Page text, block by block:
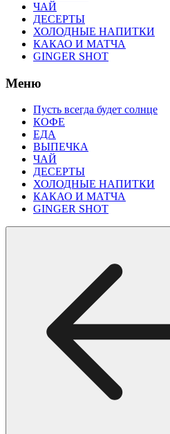
ЧАЙ
ДЕСЕРТЫ
ХОЛОДНЫЕ НАПИТКИ
КАКАО И МАТЧА
GINGER SHOT
Меню
Пусть всегда будет солнце
КОФЕ
ЕДА
ВЫПЕЧКА
ЧАЙ
ДЕСЕРТЫ
ХОЛОДНЫЕ НАПИТКИ
КАКАО И МАТЧА
GINGER SHOT